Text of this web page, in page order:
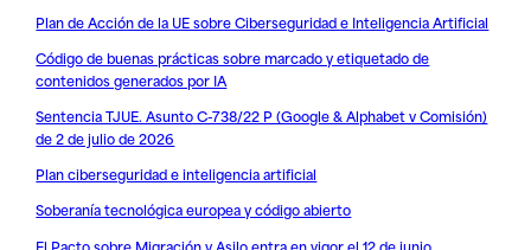
Plan de Acción de la UE sobre Ciberseguridad e Inteligencia Artificial
Código de buenas prácticas sobre marcado y etiquetado de
contenidos generados por IA
Sentencia TJUE. Asunto C-738/22 P (Google & Alphabet v Comisión)
de 2 de julio de 2026
Plan ciberseguridad e inteligencia artificial
Soberanía tecnológica europea y código abierto
El Pacto sobre Migración y Asilo entra en vigor el 12 de junio